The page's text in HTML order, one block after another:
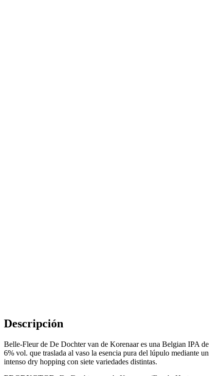
Descripción
Belle-Fleur de De Dochter van de Korenaar es una Belgian IPA de
6% vol. que traslada al vaso la esencia pura del lúpulo mediante un
intenso dry hopping con siete variedades distintas.